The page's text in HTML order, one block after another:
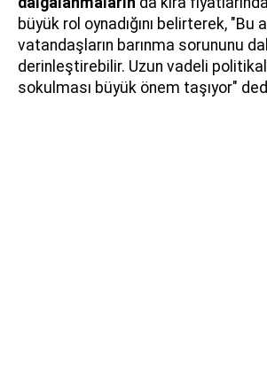
büyük rol oynadığını belirterek, "Bu
vatandaşların barınma sorununu
derinleştirebilir. Uzun vadeli
sokulması büyük önem taşıyor"